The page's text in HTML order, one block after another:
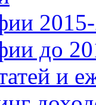
2015-
до
и